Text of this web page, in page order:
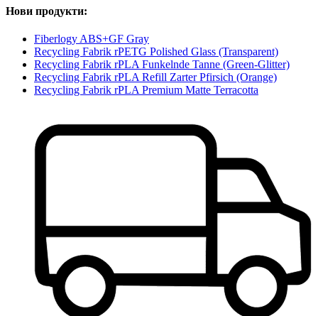
Нови продукти:
Fiberlogy ABS+GF Gray
Recycling Fabrik rPETG Polished Glass (Transparent)
Recycling Fabrik rPLA Funkelnde Tanne (Green-Glitter)
Recycling Fabrik rPLA Refill Zarter Pfirsich (Orange)
Recycling Fabrik rPLA Premium Matte Terracotta